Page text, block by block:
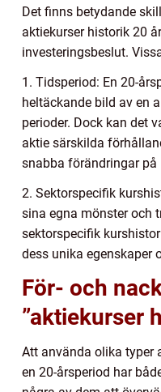
Det finns betydande
aktiekurser historik 20
investeringsbeslut.
1. Tidsperiod: En 20-
heltäckande bild av en
perioder. Dock kan det
aktie särskilda
snabba förändringar på
2. Sektorspecifik
sina egna mönster och
sektorspecifik
dess unika egenskaper
För- och
”aktiekurser
Att använda olika typer
en 20-årsperiod har